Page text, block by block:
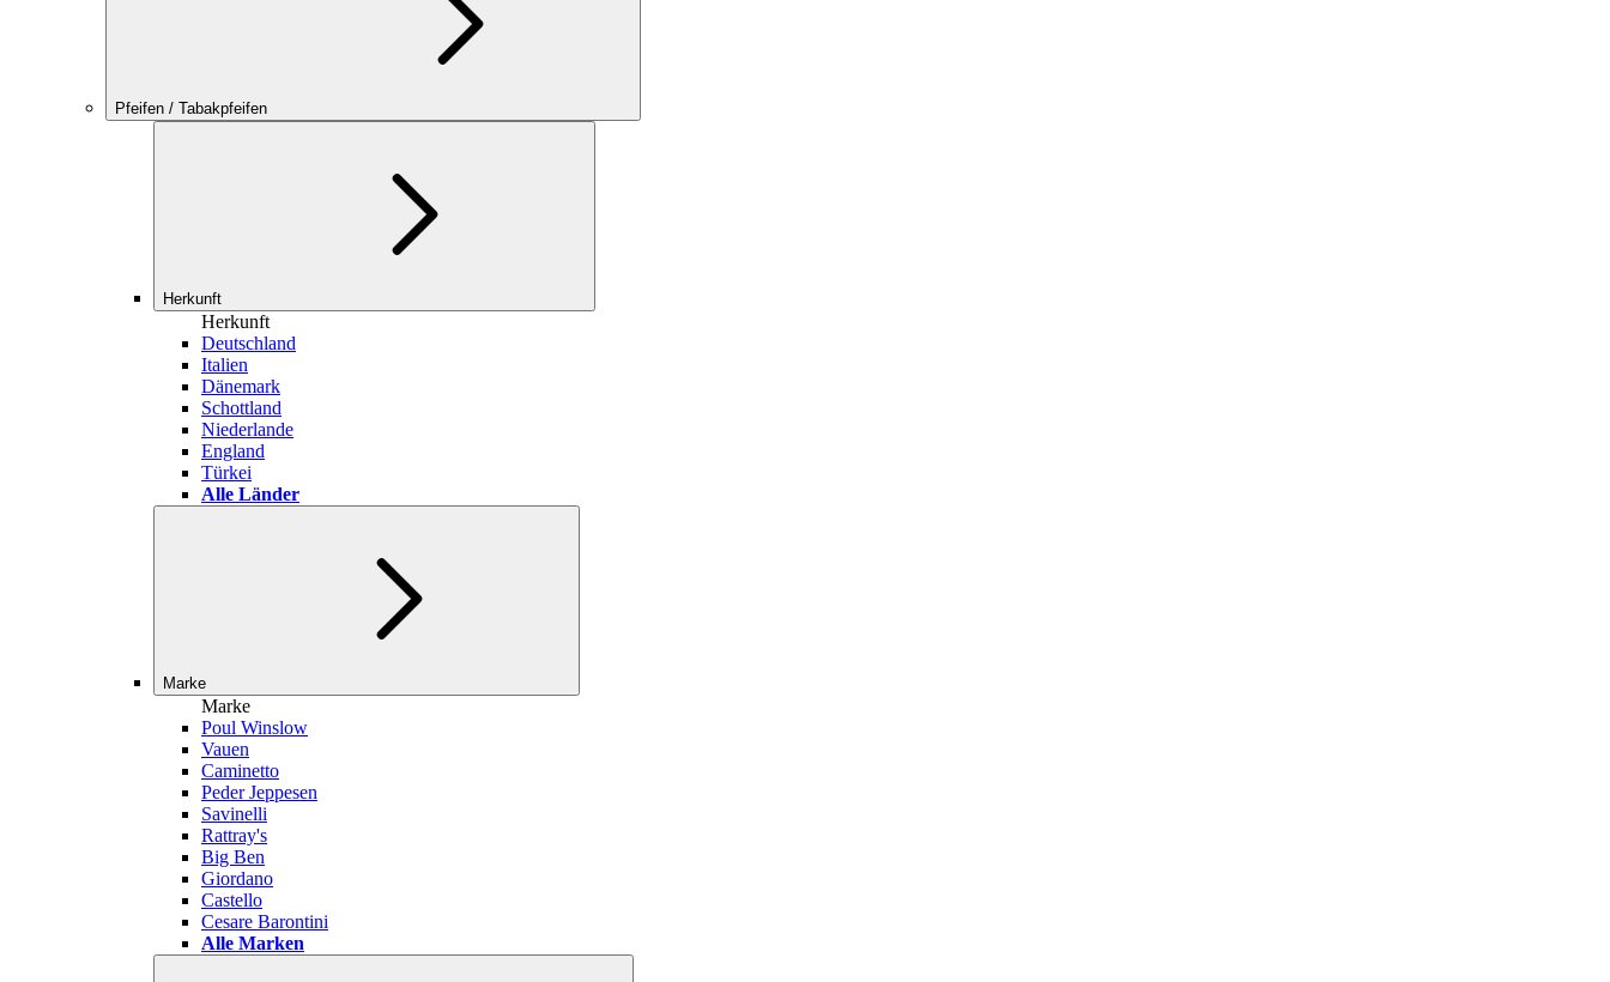
Pfeifen / Tabakpfeifen
Herkunft
Herkunft
Deutschland
Italien
Dänemark
Schottland
Niederlande
England
Türkei
Alle Länder
Marke
Marke
Poul Winslow
Vauen
Caminetto
Peder Jeppesen
Savinelli
Rattray's
Big Ben
Giordano
Castello
Cesare Barontini
Alle Marken